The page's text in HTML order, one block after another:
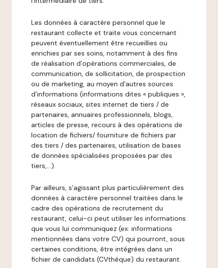
Les données à caractère personnel que le
restaurant collecte et traite vous concernant
peuvent éventuellement être recueillies ou
enrichies par ses soins, notamment à des fins
de réalisation d’opérations commerciales, de
communication, de sollicitation, de prospection
ou de marketing, au moyen d’autres sources
d’informations (informations dites « publiques »,
réseaux sociaux, sites internet de tiers / de
partenaires, annuaires professionnels, blogs,
articles de presse, recours à des opérations de
location de fichiers/ fourniture de fichiers par
des tiers / des partenaires, utilisation de bases
de données spécialisées proposées par des
tiers,…).
Par ailleurs, s’agissant plus particulièrement des
données à caractère personnel traitées dans le
cadre des opérations de recrutement du
restaurant, celui-ci peut utiliser les informations
que vous lui communiquez (ex: informations
mentionnées dans votre CV) qui pourront, sous
certaines conditions, être intégrées dans un
fichier de candidats (CVthèque) du restaurant.